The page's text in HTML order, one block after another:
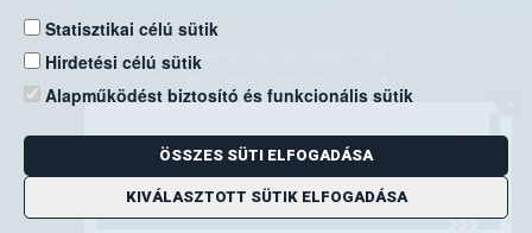
Statisztikai célú sütik
Hirdetési célú sütik
Alapműködést biztosító és funkcionális sütik
ÖSSZES SÜTI ELFOGADÁSA
KIVÁLASZTOTT SÜTIK ELFOGADÁSA
Nemzeti Élelmiszerlánc-biztonsági Hivatal
Levelezési cím: 1525 Budapest. Pf. 30.
E-mail:ugyfelszolgalat@nebih.gov.hu
Zöld szám: 06-80/263-244
Telefon: 06-1/ 336-9000